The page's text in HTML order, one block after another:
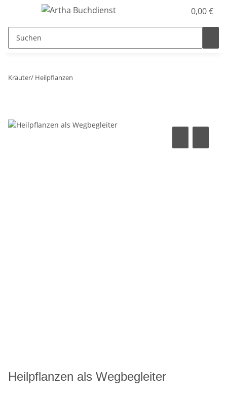
0,00 €
Kräuter/ Heilpflanzen
Heilpflanzen als Wegbegleiter